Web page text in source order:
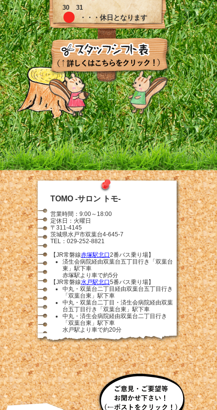
30
31
・・・休日となります
TOMO -サロン トモ-
営業時間：9:00～18:00
定休日：火曜日
〒311-4145
茨城県水戸市双葉台4-645-7
TEL：029-252-8821
【JR常磐線赤塚駅北口2番バス乗り場】
済生会病院経由双葉台五丁目行き「双葉台
東」駅下車
赤塚駅より車で約5分
【JR常磐線水戸駅北口5番バス乗り場】
中丸・双葉台二丁目経由双葉台五丁目行き
「双葉台東」駅下車
中丸・双葉台二丁目・済生会病院経由双葉
台五丁目行き「双葉台東」駅下車
中丸・済生会病院経由双葉台二丁目行き
「双葉台東」駅下車
水戸駅より車で約20分